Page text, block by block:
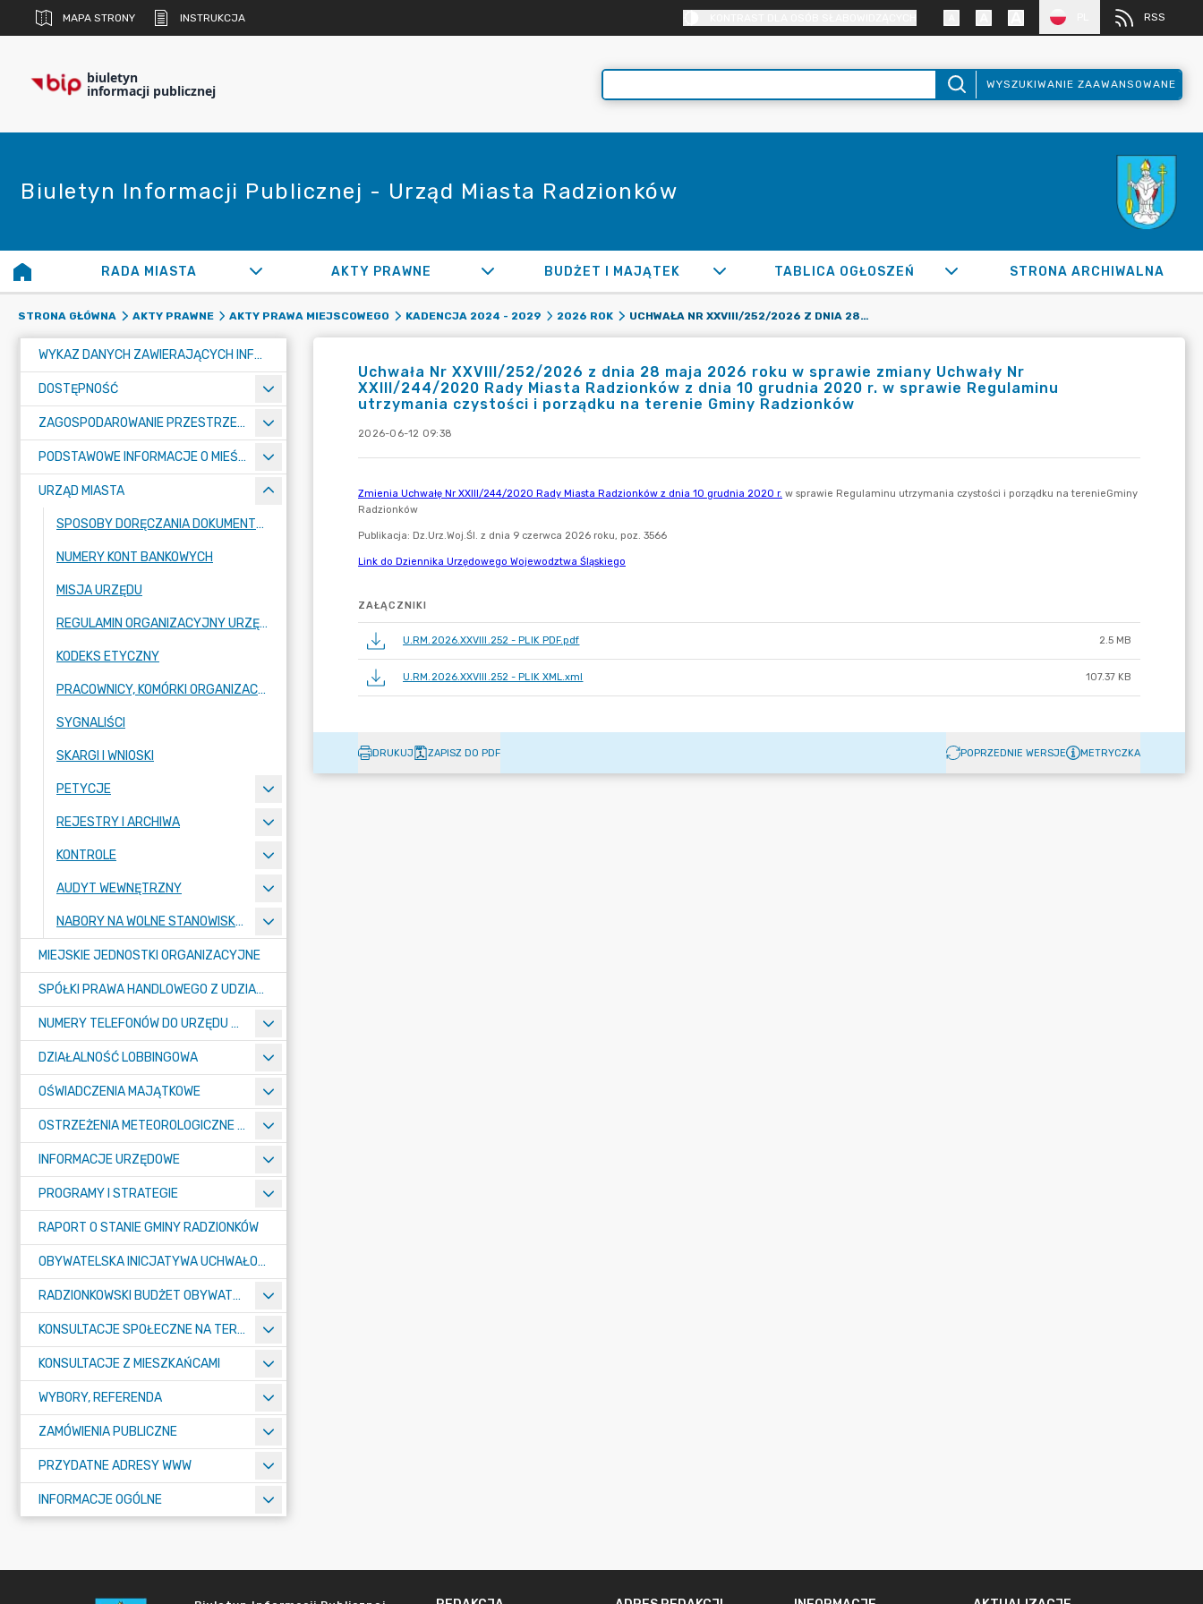
MAPA STRONY INSTRUKCJA RSS
biuletyn
informacji publicznej WYSZUKIWANIE ZAAWANSOWANE
Biuletyn Informacji Publicznej - Urząd Miasta Radzionków
RADA MIASTA AKTY PRAWNE BUDŻET I MAJĄTEK TABLICA OGŁOSZEŃ STRONA ARCHIWALNA
STRONA GŁÓWNA AKTY PRAWNE AKTY PRAWA MIEJSCOWEGO KADENCJA 2024 - 2029 2026 ROK UCHWAŁA NR XXVIII/252/2026 Z DNIA 28 MAJA 2026 ROKU W SPRAWIE ZMIANY UCHWAŁY NR XXIII/244/2020 RADY MIASTA RADZIONKÓW Z DNIA 10 GRUDNIA 2020 R. W SPRAWIE REGULAMINU UTRZYMANIA CZYSTOŚCI I PORZĄDKU NA TERENIE GMINY RADZIONKÓW
WYKAZ DANYCH ZAWIERAJĄCYCH INFORMACJE O ŚRODOWISKU I JEGO OCHRONIE
DOSTĘPNOŚĆ
ZAGOSPODAROWANIE PRZESTRZENNE
PODSTAWOWE INFORMACJE O MIEŚCIE
URZĄD MIASTA
SPOSOBY DORĘCZANIA DOKUMENTÓW DO URZĘDU MIASTA RADZIONKÓW
NUMERY KONT BANKOWYCH
MISJA URZĘDU
REGULAMIN ORGANIZACYJNY URZĘDU
KODEKS ETYCZNY
PRACOWNICY, KOMÓRKI ORGANIZACYJNE URZĘDU
SYGNALIŚCI
SKARGI I WNIOSKI
PETYCJE
REJESTRY I ARCHIWA
KONTROLE
AUDYT WEWNĘTRZNY
NABORY NA WOLNE STANOWISKA PRACY
MIEJSKIE JEDNOSTKI ORGANIZACYJNE
SPÓŁKI PRAWA HANDLOWEGO Z UDZIAŁEM GMINY
NUMERY TELEFONÓW DO URZĘDU MIASTA, MIEJSKICH JEDNOSTEK ORGANIZACYJNYCH ORAZ SPÓŁEK PRAWA HANDLOWEGO Z UDZIAŁEM GMINY
DZIAŁALNOŚĆ LOBBINGOWA
OŚWIADCZENIA MAJĄTKOWE
OSTRZEŻENIA METEOROLOGICZNE O ZŁYM STANIE POWIETRZA I INNE
INFORMACJE URZĘDOWE
PROGRAMY I STRATEGIE
RAPORT O STANIE GMINY RADZIONKÓW
OBYWATELSKA INICJATYWA UCHWAŁODAWCZA
RADZIONKOWSKI BUDŻET OBYWATELSKI
KONSULTACJE SPOŁECZNE NA TERENIE MIASTA RADZIONKÓW
KONSULTACJE Z MIESZKAŃCAMI
WYBORY, REFERENDA
ZAMÓWIENIA PUBLICZNE
PRZYDATNE ADRESY WWW
INFORMACJE OGÓLNE
Uchwała Nr XXVIII/252/2026 z dnia 28 maja 2026 roku w sprawie zmiany Uchwały Nr
XXIII/244/2020 Rady Miasta Radzionków z dnia 10 grudnia 2020 r. w sprawie Regulaminu
utrzymania czystości i porządku na terenie Gminy Radzionków
2026-06-12 09:38
ZAŁĄCZNIKI
U.RM.2026.XXVIII.252 - PLIK PDF.pdf 2.5 MB
U.RM.2026.XXVIII.252 - PLIK XML.xml 107.37 KB
DRUKUJ ZAPISZ DO PDF POPRZEDNIE WERSJE METRYCZKA